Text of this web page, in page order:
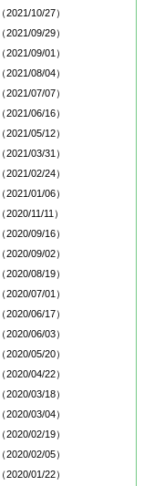
（2021/10/27）
（2021/09/29）
（2021/09/01）
（2021/08/04）
（2021/07/07）
（2021/06/16）
（2021/05/12）
（2021/03/31）
（2021/02/24）
（2021/01/06）
（2020/11/11）
（2020/09/16）
（2020/09/02）
（2020/08/19）
（2020/07/01）
（2020/06/17）
（2020/06/03）
（2020/05/20）
（2020/04/22）
（2020/03/18）
（2020/03/04）
（2020/02/19）
（2020/02/05）
（2020/01/22）